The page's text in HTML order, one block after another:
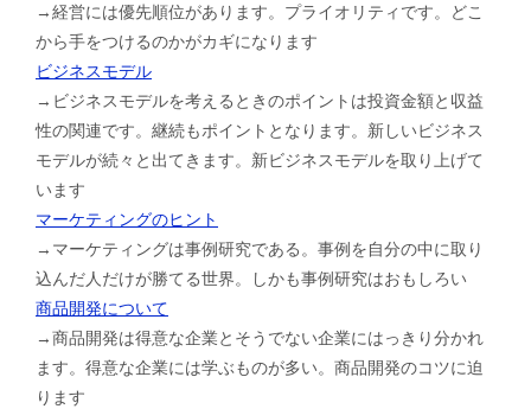
→経営には優先順位があります。プライオリティです。どこ
から手をつけるのかがカギになります
ビジネスモデル
→ビジネスモデルを考えるときのポイントは投資金額と収益
性の関連です。継続もポイントとなります。新しいビジネス
モデルが続々と出てきます。新ビジネスモデルを取り上げて
います
マーケティングのヒント
→マーケティングは事例研究である。事例を自分の中に取り
込んだ人だけが勝てる世界。しかも事例研究はおもしろい
商品開発について
→商品開発は得意な企業とそうでない企業にはっきり分かれ
ます。得意な企業には学ぶものが多い。商品開発のコツに迫
ります